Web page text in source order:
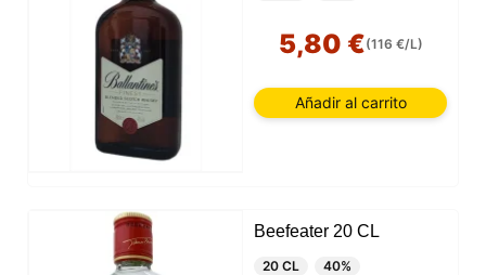
5,80 €(116 €/L)
Añadir al carrito
Beefeater 20 CL
20 CL
40%